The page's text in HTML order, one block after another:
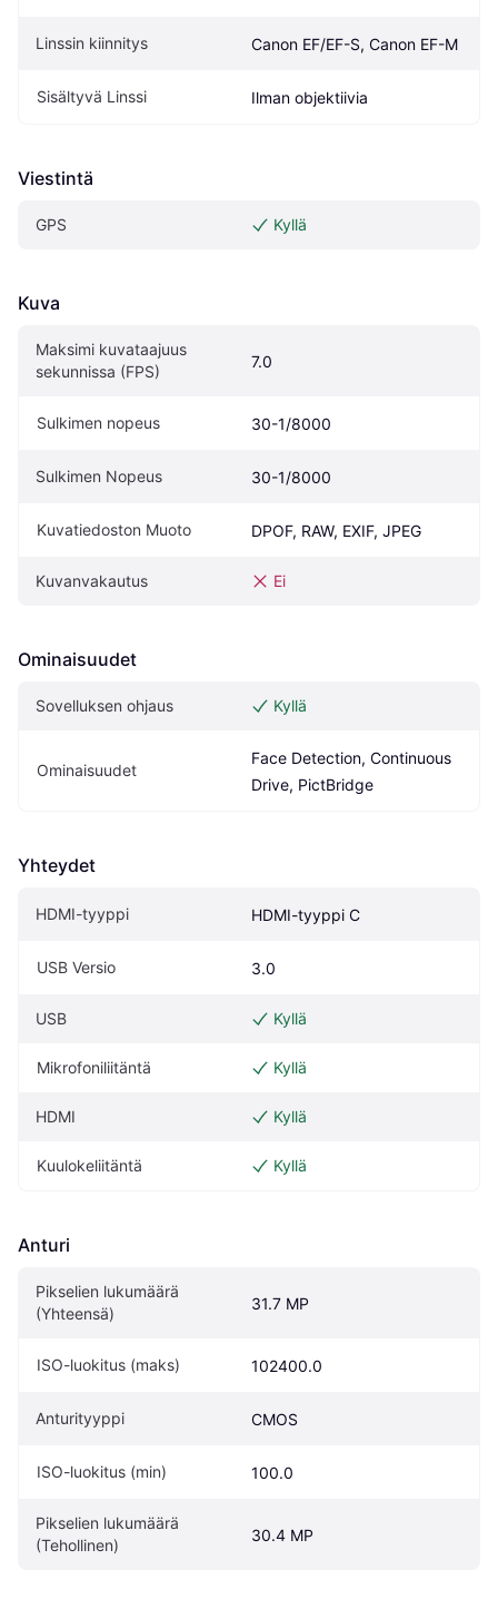
Linssin kiinnitys Canon EF/EF-S, Canon EF-M
Sisältyvä Linssi Ilman objektiivia
Viestintä
GPS Kyllä
Kuva
Maksimi kuvataajuus
sekunnissa (FPS)
7.0
Sulkimen nopeus 30-1/8000
Sulkimen Nopeus 30-1/8000
Kuvatiedoston Muoto DPOF, RAW, EXIF, JPEG
Kuvanvakautus Ei
Ominaisuudet
Sovelluksen ohjaus Kyllä
Ominaisuudet
Face Detection, Continuous
Drive, PictBridge
Yhteydet
HDMI-tyyppi HDMI-tyyppi C
USB Versio 3.0
USB Kyllä
Mikrofoniliitäntä Kyllä
HDMI Kyllä
Kuulokeliitäntä Kyllä
Anturi
Pikselien lukumäärä
(Yhteensä)
31.7 MP
ISO-luokitus (maks) 102400.0
Anturityyppi CMOS
ISO-luokitus (min) 100.0
Pikselien lukumäärä
(Tehollinen)
30.4 MP